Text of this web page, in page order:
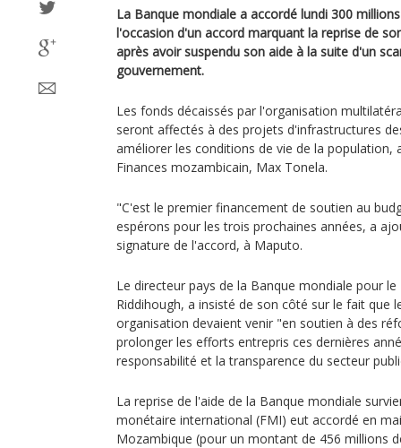
La Banque mondiale a accordé lundi 300
l'occasion d'un accord marquant la reprise de
après avoir suspendu son aide à la suite d'un
gouvernement.
Les fonds décaissés par l'organisation
seront affectés à des projets d'infrastructures
améliorer les conditions de vie de la population,
Finances mozambicain, Max Tonela.
"C'est le premier financement de soutien au
espérons pour les trois prochaines années, a
signature de l'accord, à Maputo.
Le directeur pays de la Banque mondiale pour
Riddihough, a insisté de son côté sur le fait que
organisation devaient venir "en soutien à des
prolonger les efforts entrepris ces dernières
responsabilité et la transparence du secteur
La reprise de l'aide de la Banque mondiale
monétaire international (FMI) eut accordé en
Mozambique (pour un montant de 456 millions